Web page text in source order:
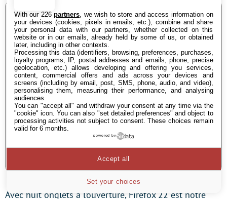
Avec huit onglets à l’ouverture, Firefox 22 est notre
With our 226partners , we wish to store and access information on
your devices (cookies, pixels in emails, etc.), combine and share
your personal data with our partners, whether collected on this
website or in our emails, already held by some of us, or obtained
later, including in other contexts.
Processing this data (identifiers, browsing, preferences, purchases,
loyalty programs, IP, postal addresses and emails, phone, precise
geolocation, etc.) allows developing and offering you services,
content, commercial offers and ads across your devices and
screens (including by email, post, SMS, phone, audio, and video),
personalising them, measuring their performance, and analysing
audiences.
You can "accept all" and withdraw your consent at any time via the
"cookie" icon. You can also "set detailed preferences" and object to
processing activities not subject to consent. These choices remain
valid for 6 months.
powered by
Set your choices
Accept all